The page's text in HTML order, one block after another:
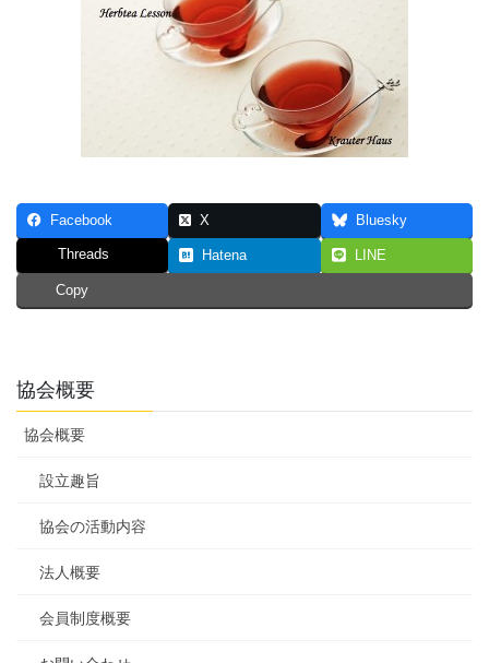
Facebook X Bluesky
Threads Hatena LINE
Copy
協会概要
協会概要
設立趣旨
協会の活動内容
法人概要
会員制度概要